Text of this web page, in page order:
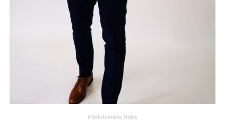
Moda hombre Trajes